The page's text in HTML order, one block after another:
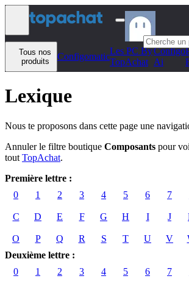
Aller au contenu
Tous nos
produits
Configomatic
Les PC By
TopAchat
Configo
Ai
Lexique
Nous te proposons dans cette page une
Annuler le filtre boutique Composants pour
tout TopAchat.
Première lettre :
0
1 2 3 4 5 6 7
C D E F G H I J
O P Q R S T U V
Deuxième lettre :
0
1 2 3 4 5 6 7